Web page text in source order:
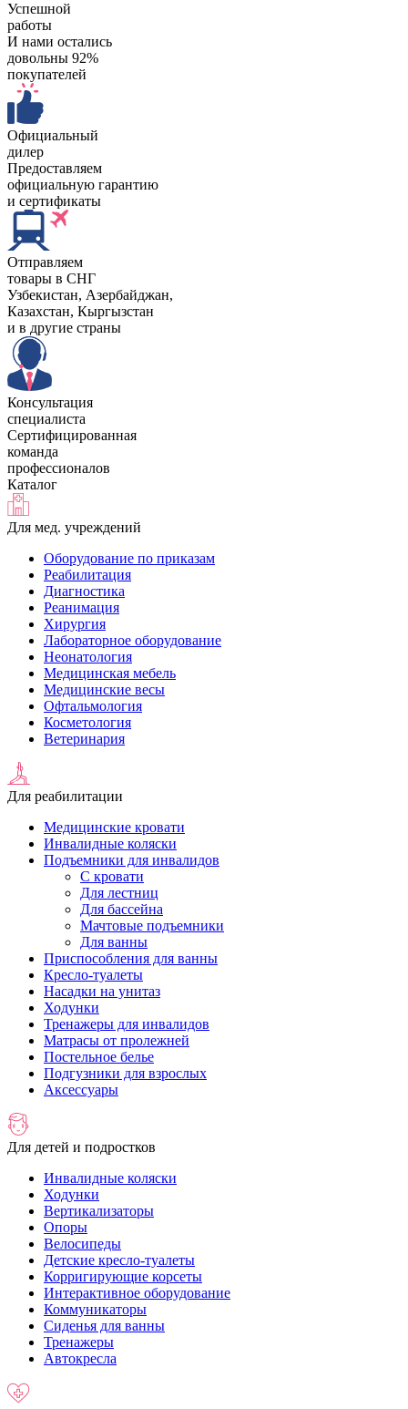
Успешной
работы
И нами остались
довольны 92%
покупателей
Официальный
дилер
Предоставляем
официальную гарантию
и сертификаты
Отправляем
товары в СНГ
Узбекистан, Aзербайджан,
Казахстан, Кыргызстан
и в другие страны
Консультация
специалиста
Сертифицированная
команда
профессионалов
Каталог
Для мед. учреждений
Оборудование по приказам
Реабилитация
Диагностика
Реанимация
Хирургия
Лабораторное оборудование
Неонатология
Медицинская мебель
Медицинские весы
Офтальмология
Косметология
Ветеринария
Для реабилитации
Медицинские кровати
Инвалидные коляски
Подъемники для инвалидов
С кровати
Для лестниц
Для бассейна
Мачтовые подъемники
Для ванны
Приспособления для ванны
Кресло-туалеты
Насадки на унитаз
Ходунки
Тренажеры для инвалидов
Матрасы от пролежней
Постельное белье
Подгузники для взрослых
Аксессуары
Для детей и подростков
Инвалидные коляски
Ходунки
Вертикализаторы
Опоры
Велосипеды
Детские кресло-туалеты
Корригирующие корсеты
Интерактивное оборудование
Коммуникаторы
Сиденья для ванны
Тренажеры
Автокресла